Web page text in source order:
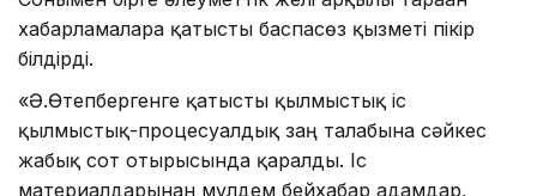
хабарламаларға қатысты баспасөз қызметі пікір
білдірді.
«Ә.Өтепбергенге қатысты қылмыстық іс
қылмыстық-процесуалдық заң талабына сәйкес
жабық сот отырысында қаралды. Іс
материалдарынан мүлдем бейхабар адамдар,